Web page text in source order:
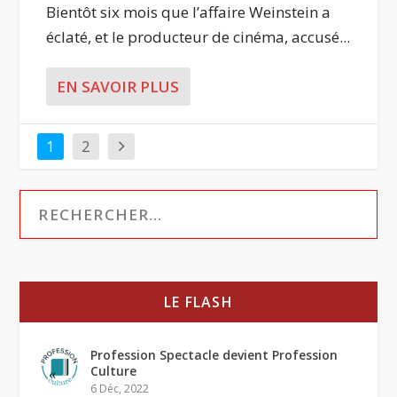
Bientôt six mois que l’affaire Weinstein a
éclaté, et le producteur de cinéma, accusé...
EN SAVOIR PLUS
1 2
LE FLASH
Profession Spectacle devient Profession
Culture
6 Déc, 2022